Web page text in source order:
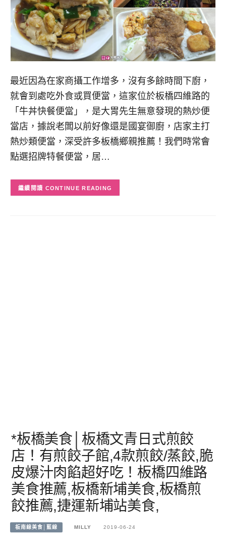
最近因為在家商攝工作增多，沒有多餘時間下廚，
就會到處吃外食或買便當，這家位於板橋四維路的
「牛丼快餐便當」，是大胃先生無意發現的熱炒便
當店，據說老闆以前好像還是國宴御廚，店家主打
熱炒類便當，深受許多板橋鄉親推薦！我們時常會
點選招牌特餐便當，居…
CONTINUE READING
*板橋美食│板橋文青日式煎餃
店！有煎餃子館,4款煎餃/蒸餃,脆
皮爆汁肉餡超好吃！板橋四維路
美食推薦,板橋新埔美食,板橋煎
餃推薦,捷運新埔站美食,
板南線美食│藍線 MILLY 2019-06-24